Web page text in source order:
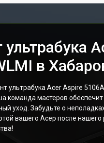
в
ультрабука Acer Aspire
команда мастеров
уход. Забудьте о
вашего Асер после